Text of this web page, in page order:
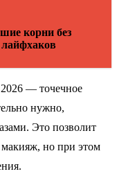
корни без
— точечное
нужно,
Это позволит
макияж, но при этом